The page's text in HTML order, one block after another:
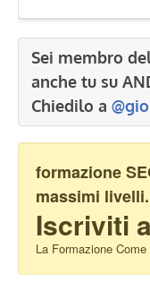
Sei membro
anche tu su
Chiedilo a
formazione
massimi livelli.
Iscriviti
La Formazione Come